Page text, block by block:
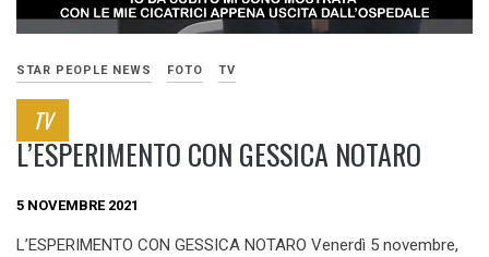
STAR PEOPLE NEWS FOTO TV
TV
L’ESPERIMENTO CON GESSICA NOTARO
5 NOVEMBRE 2021
L’ESPERIMENTO CON GESSICA NOTARO Venerdì 5 novembre,